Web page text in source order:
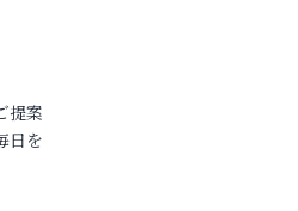
提案
日を